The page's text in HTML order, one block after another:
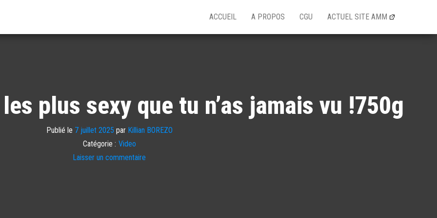
ACCUEIL A PROPOS CGU ACTUEL SITE AMM
plus sexy que tu n’as jamais vu !750g
Publié le 7 juillet 2025 par Killian BOREZO
Catégorie : Video
Laisser un commentaire